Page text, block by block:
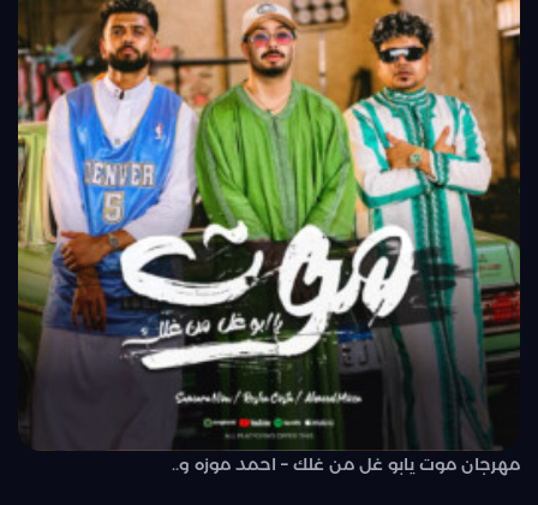
مهرجان موت يابو غل من غلك – احمد موزه و..